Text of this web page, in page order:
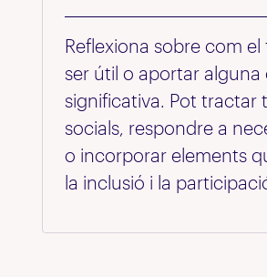
Reflexiona sobre com
ser útil o aportar alguna
significativa. Pot tractar
socials, respondre a
o incorporar elements
la inclusió i la